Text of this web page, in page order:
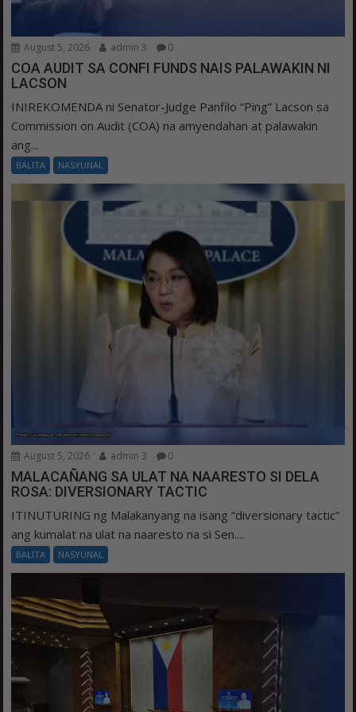
August 5, 2026 admin 3 0
COA AUDIT SA CONFI FUNDS NAIS PALAWAKIN NI
LACSON
INIREKOMENDA ni Senator-Judge Panfilo “Ping” Lacson sa
Commission on Audit (COA) na amyendahan at palawakin
ang...
BALITA NASYUNAL
August 5, 2026 admin 3 0
MALACAÑANG SA ULAT NA NAARESTO SI DELA
ROSA: DIVERSIONARY TACTIC
ITINUTURING ng Malakanyang na isang “diversionary tactic”
ang kumalat na ulat na naaresto na si Sen....
BALITA NASYUNAL